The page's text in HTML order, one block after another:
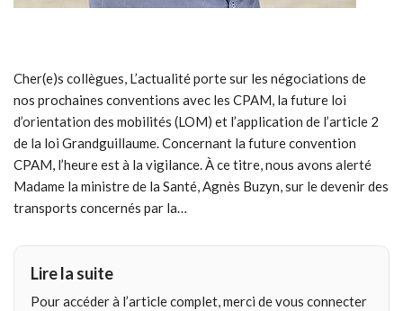
Cher(e)s collègues, L’actualité porte sur les négociations de
nos prochaines conventions avec les CPAM, la future loi
d’orientation des mobilités (LOM) et l’application de l’article 2
de la loi Grandguillaume. Concernant la future convention
CPAM, l’heure est à la vigilance. À ce titre, nous avons alerté
Madame la ministre de la Santé, Agnès Buzyn, sur le devenir des
transports concernés par la…
Lire la suite
Pour accéder à l’article complet, merci de vous connecter